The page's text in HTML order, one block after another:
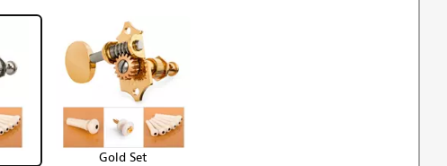
Gold Set